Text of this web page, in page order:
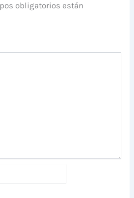
obligatorios están